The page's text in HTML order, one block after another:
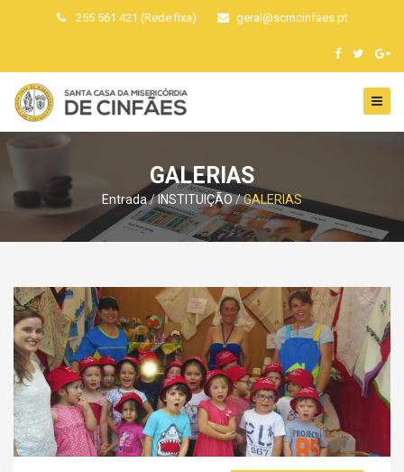
255 561 421 (Rede fixa) geral @scmcinfaes.pt
GALERIAS
Entrada INSTITUIÇÃO GALERIAS